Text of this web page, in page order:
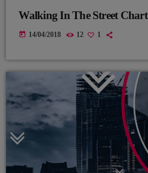
Walking In The Street Chart
today 14/04/2018 12 1